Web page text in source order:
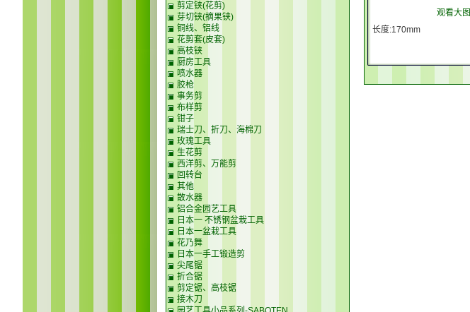
观看大图
长度:170mm
剪定铗(花剪)
芽切铗(摘果铗)
铜线、铝线
花剪套(皮套)
高枝铗
厨房工具
喷水器
胶枪
事务剪
布样剪
钳子
瑞士刀、折刀、海棉刀
玫瑰工具
生花剪
西洋剪、万能剪
回转台
其他
散水器
铝合金园艺工具
日本一 不锈钢盆栽工具
日本一盆栽工具
花乃舞
日本一手工锻造剪
尖尾锯
折合锯
剪定锯、高枝锯
接木刀